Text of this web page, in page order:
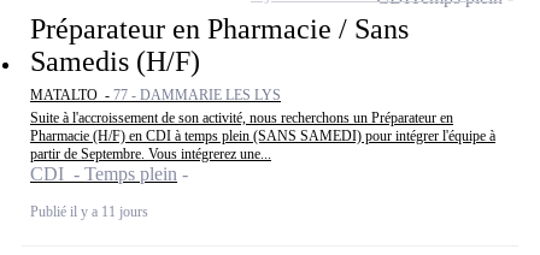
Préparateur en Pharmacie / Sans
Samedis (H/F)
MATALTO - 77 - DAMMARIE LES LYS
Suite à l'accroissement de son activité, nous recherchons un Préparateur en
Pharmacie (H/F) en CDI à temps plein (SANS SAMEDI) pour intégrer l'équipe à
partir de Septembre. Vous intégrerez une...
CDI - Temps plein
Publié il y a 11 jours